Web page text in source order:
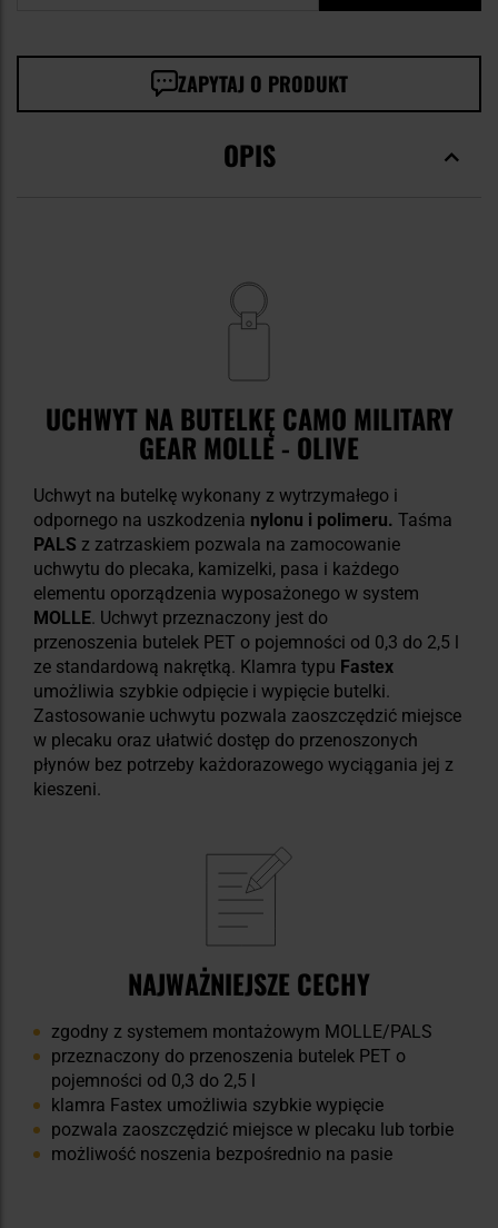
ZAPYTAJ O PRODUKT
OPIS
UCHWYT NA BUTELKĘ CAMO MILITARY
GEAR MOLLE - OLIVE
Uchwyt na butelkę wykonany z wytrzymałego i
odpornego na uszkodzenia nylonu i polimeru. Taśma
PALS z zatrzaskiem pozwala na zamocowanie
uchwytu do plecaka, kamizelki, pasa i każdego
elementu oporządzenia wyposażonego w system
MOLLE. Uchwyt przeznaczony jest do
przenoszenia butelek PET o pojemności od 0,3 do 2,5 l
ze standardową nakrętką. Klamra typu Fastex
umożliwia szybkie odpięcie i wypięcie butelki.
Zastosowanie uchwytu pozwala zaoszczędzić miejsce
w plecaku oraz ułatwić dostęp do przenoszonych
płynów bez potrzeby każdorazowego wyciągania jej z
kieszeni.
NAJWAŻNIEJSZE CECHY
zgodny z systemem montażowym MOLLE/PALS
przeznaczony do przenoszenia butelek PET o
pojemności od 0,3 do 2,5 l
klamra Fastex umożliwia szybkie wypięcie
pozwala zaoszczędzić miejsce w plecaku lub torbie
możliwość noszenia bezpośrednio na pasie